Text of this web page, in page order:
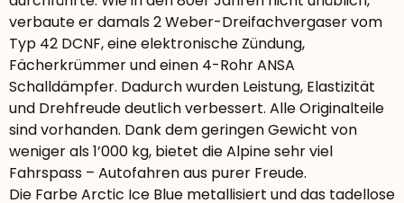
verbaute er damals 2 Weber-Dreifachvergaser vom
Typ 42 DCNF, eine elektronische Zündung,
Fächerkrümmer und einen 4-Rohr ANSA
Schalldämpfer. Dadurch wurden Leistung, Elastizität
und Drehfreude deutlich verbessert. Alle Originalteile
sind vorhanden. Dank dem geringen Gewicht von
weniger als 1’000 kg, bietet die Alpine sehr viel
Fahrspass – Autofahren aus purer Freude.
Die Farbe Arctic Ice Blue metallisiert und das tadellose